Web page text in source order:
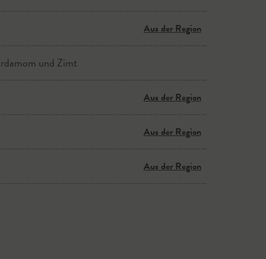
Aus der Region
und Zimt
Aus der Region
Aus der Region
Aus der Region